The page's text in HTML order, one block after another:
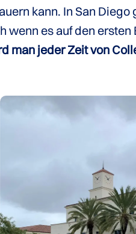
kann. In San
wenn es auf den
man jeder Zeit von